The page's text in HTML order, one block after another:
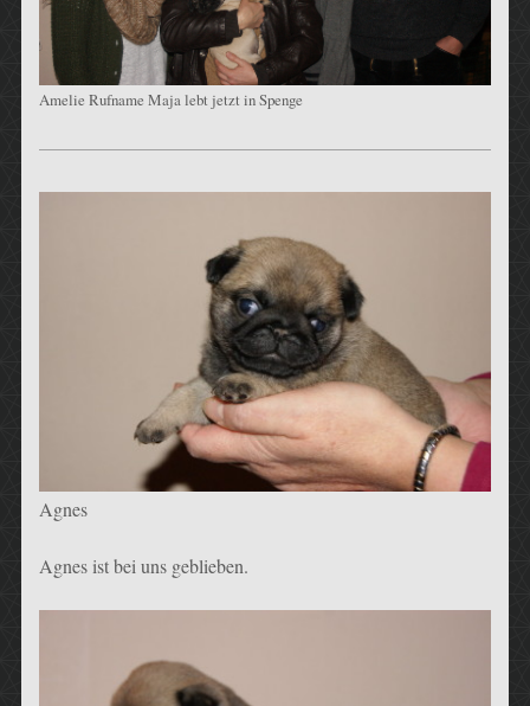
Amelie Rufname Maja lebt jetzt in Spenge
Agnes
Agnes ist bei uns geblieben.